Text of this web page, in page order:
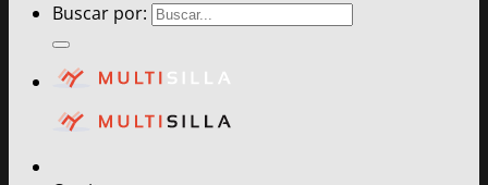
Buscar por: